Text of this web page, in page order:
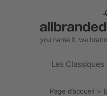
you name it. we
Les Classiques
Page d’accueil